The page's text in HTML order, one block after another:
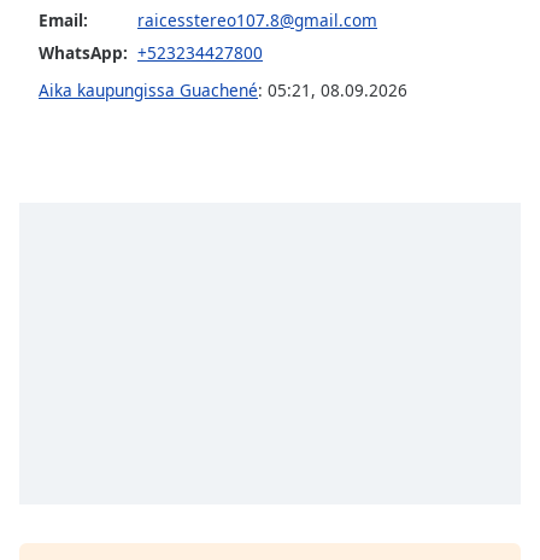
dialog
window.
Escape
Email:
raicesstereo107.8@gmail.com
WhatsApp: +523234427800
Aika kaupungissa Guachené: 05:21 , 08.09.2026